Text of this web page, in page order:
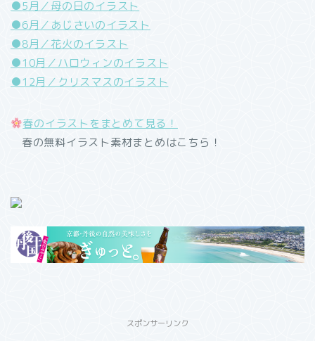
●5月／母の日のイラスト
●6月／あじさいのイラスト
●8月／花火のイラスト
●10月／ハロウィンのイラスト
●12月／クリスマスのイラスト
春のイラストをまとめて見る！
春の無料イラスト素材まとめはこちら！
スポンサーリンク